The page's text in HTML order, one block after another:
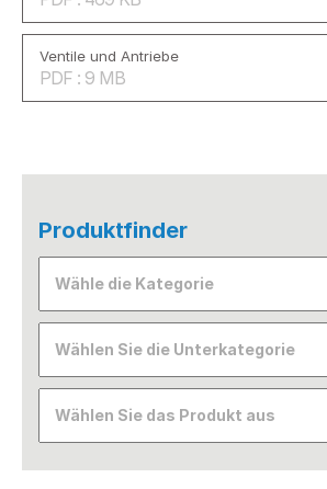
Ventile und Antriebe
PDF : 9 MB
Produktfinder